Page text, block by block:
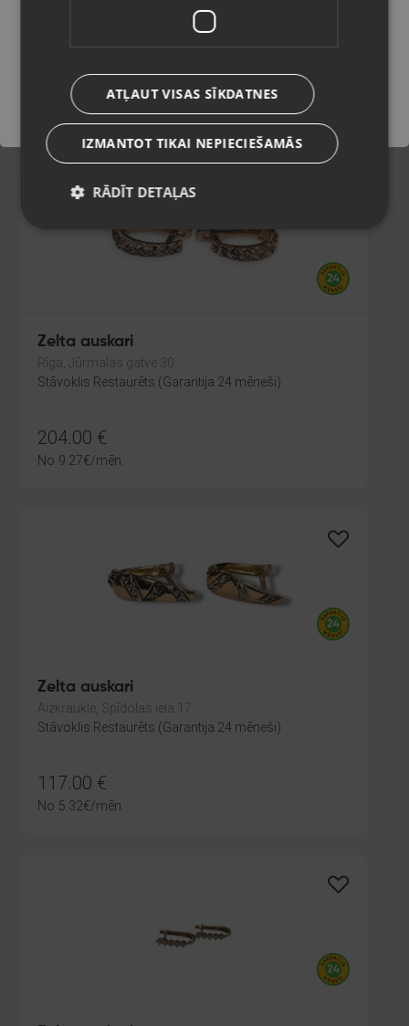
Stāvoklis Restaurēts (Garantija 24 mēneši)
400.00 €
18.19€/mēn.
Zelta auskari
Rīga, Jūrmalas gatve 30
Stāvoklis Restaurēts (Garantija 24 mēneši)
204.00 €
No 9.27€/mēn.
Zelta auskari
Aizkraukle, Spīdolas iela 17
Stāvoklis Restaurēts (Garantija 24 mēneši)
117.00 €
No 5.32€/mēn.
Saglabāt
ATĻAUT VISAS SĪKDATNES
IZMANTOT TIKAI NEPIECIEŠAMĀS
RĀDĪT DETAĻAS